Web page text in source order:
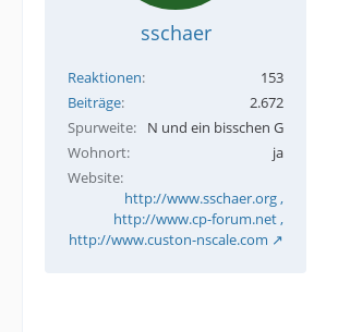
sschaer
Reaktionen
153
Beiträge
2.672
Spurweite
N und ein bisschen G
Wohnort
ja
Website
http://www.sschaer.org ,
http://www.cp-forum.net ,
http://www.custon-nscale.com